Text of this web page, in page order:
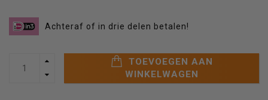
Achteraf of in drie delen betalen!
TOEVOEGEN AAN
WINKELWAGEN